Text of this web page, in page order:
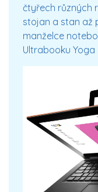
čtyřech různých
stojan a stan až
manželce
Ultrabooku Yoga